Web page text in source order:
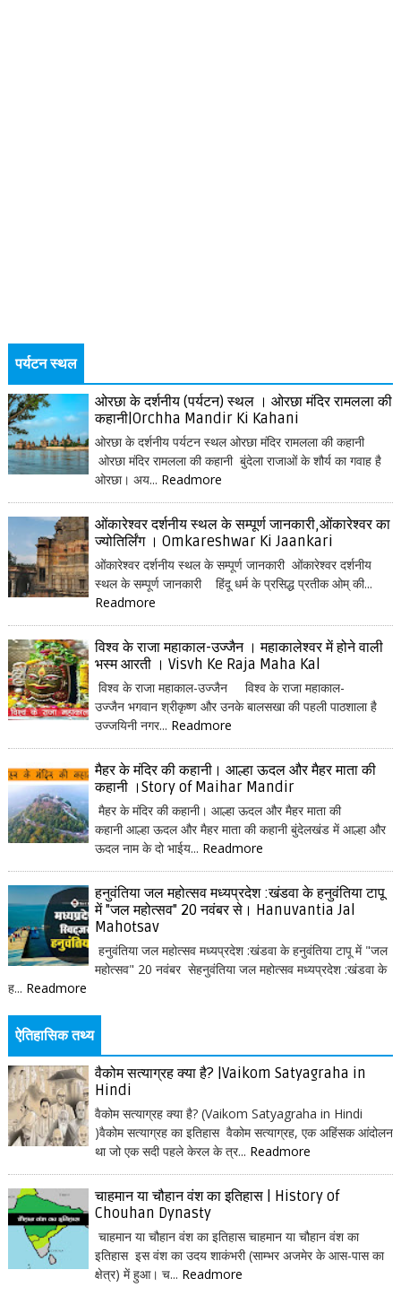
पर्यटन स्थल
ओरछा के दर्शनीय (पर्यटन) स्थल । ओरछा मंदिर रामलला की
कहानी|Orchha Mandir Ki Kahani
ओरछा के दर्शनीय पर्यटन स्थल ओरछा मंदिर रामलला की कहानी
ओरछा मंदिर रामलला की कहानी बुंदेला राजाओं के शौर्य का गवाह है
ओरछा। अय... Readmore
ओंकारेश्वर दर्शनीय स्थल के सम्पूर्ण जानकारी,ओंकारेश्वर का
ज्योतिर्लिंग । Omkareshwar Ki Jaankari
ओंकारेश्वर दर्शनीय स्थल के सम्पूर्ण जानकारी ओंकारेश्वर दर्शनीय
स्थल के सम्पूर्ण जानकारी हिंदू धर्म के प्रसिद्ध प्रतीक ओम् की...
Readmore
विश्व के राजा महाकाल-उज्जैन । महाकालेश्वर में होने वाली
भस्म आरती । Visvh Ke Raja Maha Kal
विश्व के राजा महाकाल-उज्जैन विश्व के राजा महाकाल-
उज्जैन भगवान श्रीकृष्ण और उनके बालसखा की पहली पाठशाला है
उज्जयिनी नगर... Readmore
मैहर के मंदिर की कहानी। आल्हा ऊदल और मैहर माता की
कहानी ।Story of Maihar Mandir
मैहर के मंदिर की कहानी। आल्हा ऊदल और मैहर माता की
कहानी आल्हा ऊदल और मैहर माता की कहानी बुंदेलखंड में आल्हा और
ऊदल नाम के दो भाईय... Readmore
हनुवंतिया जल महोत्सव मध्यप्रदेश :खंडवा के हनुवंतिया टापू
में "जल महोत्सव" 20 नवंबर से। Hanuvantia Jal
Mahotsav
हनुवंतिया जल महोत्सव मध्यप्रदेश :खंडवा के हनुवंतिया टापू में "जल
महोत्सव" 20 नवंबर सेहनुवंतिया जल महोत्सव मध्यप्रदेश :खंडवा के
ह... Readmore
ऐतिहासिक तथ्य
वैकोम सत्याग्रह क्या है? |Vaikom Satyagraha in
Hindi
वैकोम सत्याग्रह क्या है? (Vaikom Satyagraha in Hindi
)वैकोम सत्याग्रह का इतिहास वैकोम सत्याग्रह, एक अहिंसक आंदोलन
था जो एक सदी पहले केरल के त्र... Readmore
चाहमान या चौहान वंश का इतिहास | History of
Chouhan Dynasty
चाहमान या चौहान वंश का इतिहास चाहमान या चौहान वंश का
इतिहास इस वंश का उदय शाकंभरी (साम्भर अजमेर के आस-पास का
क्षेत्र) में हुआ। च... Readmore